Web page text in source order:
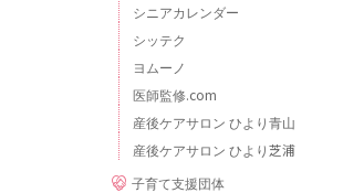
シニアカレンダー
シッテク
ヨムーノ
医師監修.com
産後ケアサロン ひより青山
産後ケアサロン ひより芝浦
子育て支援団体